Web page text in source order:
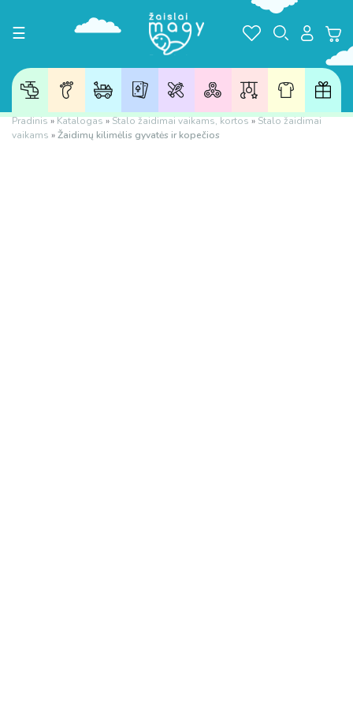
Toggle navigation
☰
Pradinis»Katalogas»Stalo žaidimai vaikams, kortos»Stalo žaidimai
vaikams »Žaidimų kilimėlis gyvatės ir kopečios